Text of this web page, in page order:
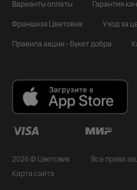
Варианты оплаты
Гарантия
Франшиза Цветовик
Уход за
Правила акции - Букет добра
2026 © Цветовик
Все права
Карта сайта